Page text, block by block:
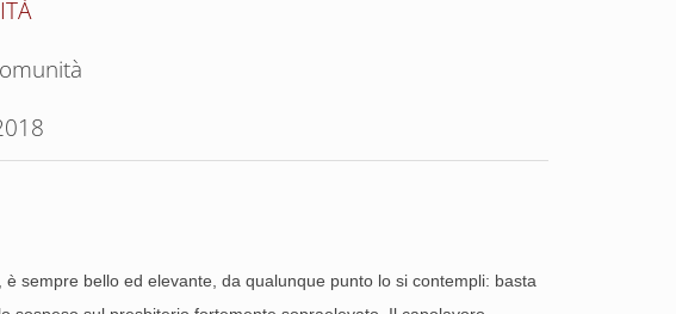
sempre bello ed elevante, da qualunque punto lo si contempli: basta